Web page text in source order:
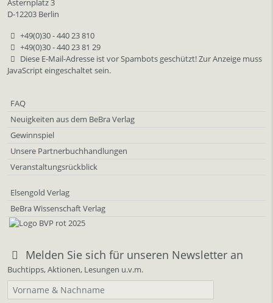
Asternplatz 3
D-12203 Berlin
+49(0)30 - 440 23 810
+49(0)30 - 440 23 81 29
Diese E-Mail-Adresse ist vor Spambots geschützt! Zur Anzeige muss
JavaScript eingeschaltet sein.
FAQ
Neuigkeiten aus dem BeBra Verlag
Gewinnspiel
Unsere Partnerbuchhandlungen
Veranstaltungsrückblick
Elsengold Verlag
BeBra Wissenschaft Verlag
Melden Sie sich für unseren Newsletter an
Buchtipps, Aktionen, Lesungen u.v.m.